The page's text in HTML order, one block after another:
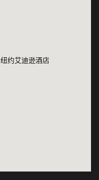
纽约艾迪逊酒店
纽约艾迪逊酒店